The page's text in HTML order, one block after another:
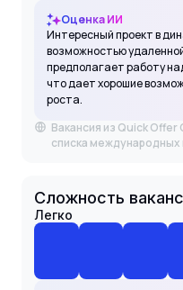
Оценка ИИ
Интересный проект в
возможностью
предполагает работу
что дает хорошие
роста.
Вакансия из Quick Offer
списка международных
Сложность
Легко